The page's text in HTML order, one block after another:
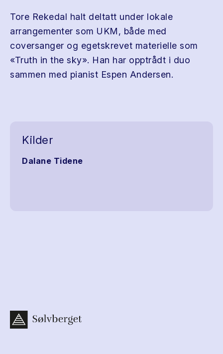
Tore Rekedal halt deltatt under lokale
arrangementer som UKM, både med
coversanger og egetskrevet materielle som
«Truth in the sky». Han har opptrådt i duo
sammen med pianist Espen Andersen.
Kilder
Dalane Tidene